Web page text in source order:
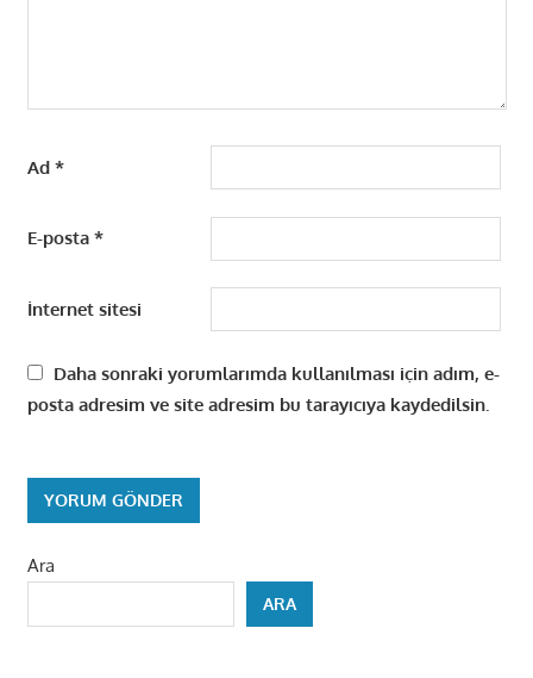
Ad *
E-posta *
İnternet sitesi
Daha sonraki yorumlarımda kullanılması için adım, e-
posta adresim ve site adresim bu tarayıcıya kaydedilsin.
Ara
ARA